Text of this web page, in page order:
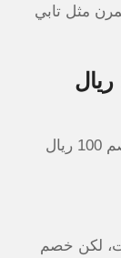
مثل تابي
هل يتوفر كود خصم يخصم 100 ريال
السؤال الذي يُطرح كثيراً: هل هناك كود يخصم 100 ريال
كرقم ثابت، لكن خصم